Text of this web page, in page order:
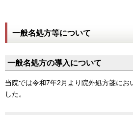
一般名処方等について
一般名処方の導入について
当院では令和7年2月より院外処方箋にお
した。